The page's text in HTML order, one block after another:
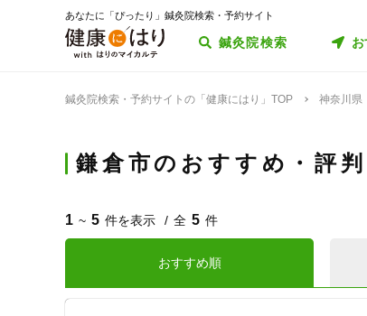
あなたに「ぴったり」鍼灸院検索・予約サイト
鍼灸院検索
鍼灸院検索・予約サイトの「健康にはり」TOP 神奈川県
鎌倉市のおすすめ・評
1 ~ 5 件を表示 全 5 件
おすすめ順